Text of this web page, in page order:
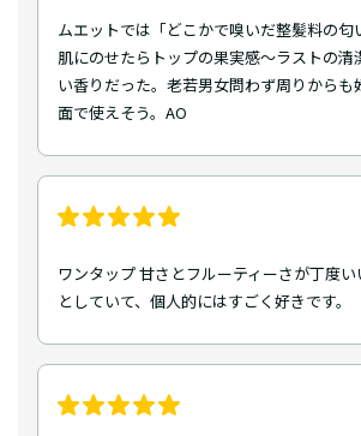
ムエットでは「どこかで嗅いだ整髪料の匂
肌にのせたらトップの果実感〜ラストの清
い香りだった。老若男女問わず周りからも
面で使えそう。AO
ワンタップ 甘さとフルーティーさが丁度い
としていて、個人的にはすごく好きです。